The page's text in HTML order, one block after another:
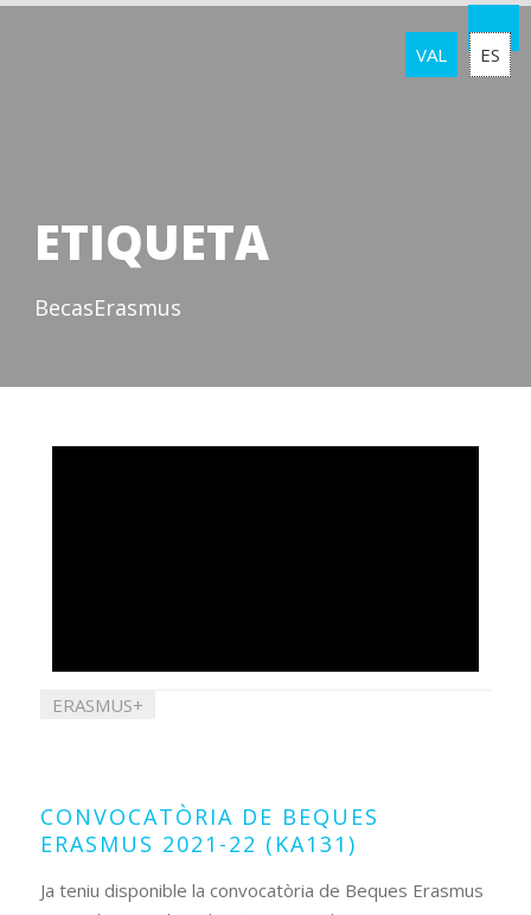
VAL ES
ETIQUETA
BecasErasmus
ERASMUS+
CONVOCATÒRIA DE BEQUES
ERASMUS 2021-22 (KA131)
Ja teniu disponible la convocatòria de Beques Erasmus